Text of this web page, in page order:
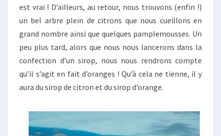
est vrai ! D’ailleurs, au retour, nous trouvons (enfin !)
un bel arbre plein de citrons que nous cueillons en
grand nombre ainsi que quelques pamplemousses. Un
peu plus tard, alors que nous nous lancerons dans la
confection d’un sirop, nous nous rendrons compte
qu’il s’agit en fait d’oranges ! Qu’à cela ne tienne, il y
aura du sirop de citron et du sirop d’orange.